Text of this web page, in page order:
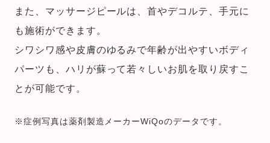
また、マッサージピールは、首やデコルテ、手元に
も施術ができます。
シワシワ感や皮膚のゆるみで年齢が出やすいボディ
パーツも、ハリが蘇って若々しいお肌を取り戻すこ
とが可能です。
※症例写真は薬剤製造メーカーWiQoのデータです。